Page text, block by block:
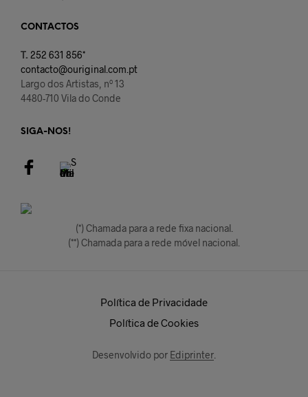
CONTACTOS
T. 252 631 856*
contacto@ouriginal.com.pt
Largo dos Artistas, nº 13
4480-710 Vila do Conde
SIGA-NOS!
(*) Chamada para a rede fixa nacional.
(**) Chamada para a rede móvel nacional.
Política de Privacidade
Política de Cookies
Desenvolvido por Ediprinter